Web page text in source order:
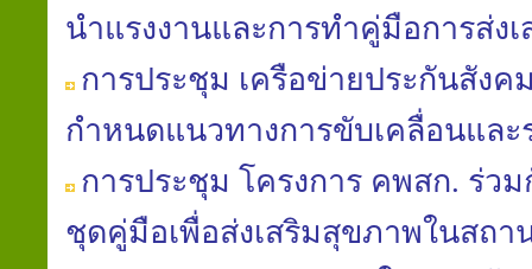
นํา​แรงงานและการทำคู่มือ​การส่ง
การประชุม เครือข่ายประกันสัง
กำหนดแนวทางการขับเคลื่อนและ
การประชุม โครงการ คพสก. ร่ว
ชุดคู่มือเพื่อส่งเสริมสุขภาพในสถา